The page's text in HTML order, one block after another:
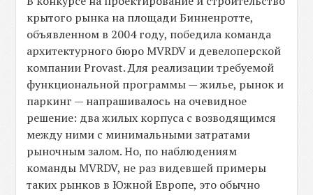
крытого рынка на площади Бинненротте,
объявленном в 2004 году, победила команда
архитектурного бюро MVRDV и девелоперской
компании Provast. Для реализации требуемой
функциональной программы — жилье, рынок и
паркинг — напрашивалось на очевидное
решение: два жилых корпуса с возводящимся
между ними с минимальными затратами
рыночным залом. Но, по наблюдениям
команды MVRDV, не раз видевшей примеры
таких рынков в Южной Европе, это обычно